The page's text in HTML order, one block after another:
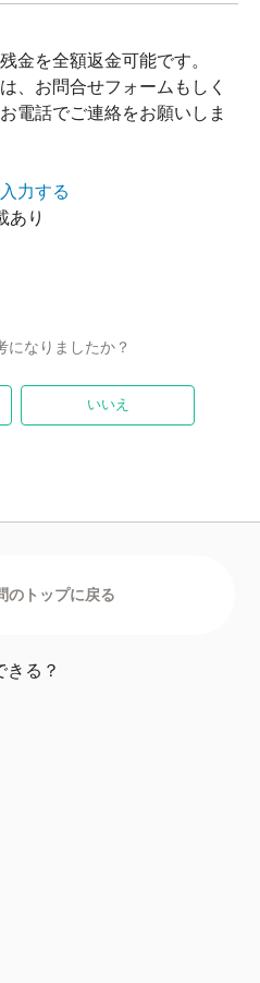
金を全額返金可能です。
、お問合せフォームもしく
電話でご連絡をお願いしま
力する
あり
になりましたか？
いいえ
きる？